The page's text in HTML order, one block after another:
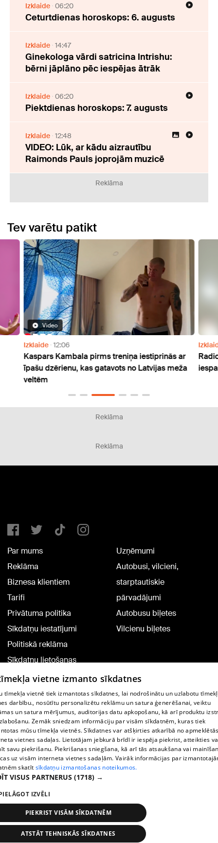
Izklaide 06:20
Ceturtdienas horoskops: 6. augusts
Izklaide 14:47
Ginekologa vārdi satricina Intrishu:
bērni jāplāno pēc iespējas ātrāk
Izklaide 06:20
Piektdienas horoskops: 7. augusts
Izklaide 12:48
VIDEO: Lūk, ar kādu aizrautību
Raimonds Pauls joprojām muzicē
Reklāma
Tev varētu patikt
Video
Izklaide 12:06
Kaspars Kambala pirms treniņa iestiprinās ar
īpašu dzērienu, kas gatavots no Latvijas meža
veltēm
Reklāma
Reklāma
Par mums
Reklāma
Biznesa klientiem
Tarifi
Privātuma politika
Sīkdatņu iestatījumi
Politiskā reklāma
Sīkdatņu lietošanas
noteikumi
Komentāru pievienošana
Uzņēmumi
Autobusi, vilcieni,
starptautiskie
pārvadājumi
Autobusu biļetes
Vilcienu biļetes
TV programma
Līguma noteikumi
360 Ziņu kontakti
Helio Media
Portāla palīdzības dienests: e-pasts -
All rights reserved.
vietne izmanto sīkdatnes
tīmekļa vietnē tiek izmantotas sīkdatnes, lai nodrošinātu un uzlabotu
darbību., nosūtītu personalizētu reklāmu un satura ģenerēšanai, veiktu
un satura mērījumus, auditorijas datu apkopošanu, kā arī produktu
Zemāk sniedzam informāciju par visām sīkdatnēm, kuras tiek
mūsu tīmekļa vietnēs. Sīkdatnes var atšķirties atkarībā no
vietnes sadaļas. Lietotājam jebkurā brīdī ir iespēja piekrist, atteikties
savu piekrišanu. Piekrišanas sniegšana, kā arī tās atsaukšana vai
uz visām interneta vietnes sadaļām. Vairāk informācijas par
skatīt sīkdatņu izmantošanas noteikumos.
VISUS PARTNERUS (1718) →
IZVĒLI
PIEKRIST VISĀM SĪKDATNĒM
ATSTĀT TEHNISKĀS SĪKDATNES